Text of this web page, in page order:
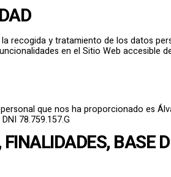
recogida y tratamiento de los datos
en el Sitio Web accesible
que nos ha proporcionado es
78.759.157.G
FINALIDADES, BASE